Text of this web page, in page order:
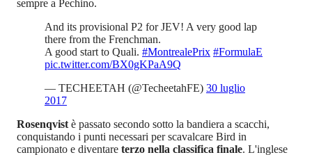
sempre a Pechino.
And its provisional P2 for JEV! A very good lap
there from the Frenchman.
A good start to Quali. #MontrealePrix #FormulaE
pic.twitter.com/BX0gKPaA9Q
— TECHEETAH (@TecheetahFE) 30 luglio
2017
Rosenqvist è passato secondo sotto la bandiera a scacchi,
conquistando i punti necessari per scavalcare Bird in
campionato e diventare terzo nella classifica finale. L'inglese